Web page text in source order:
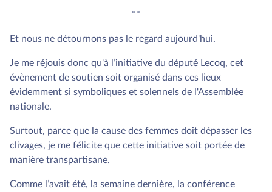
**
Et nous ne détournons pas le regard aujourd'hui.
Je me réjouis donc qu'à l’initiative du député Lecoq, cet
évènement de soutien soit organisé dans ces lieux
évidemment si symboliques et solennels de l'Assemblée
nationale.
Surtout, parce que la cause des femmes doit dépasser les
clivages, je me félicite que cette initiative soit portée de
manière transpartisane.
Comme l’avait été, la semaine dernière, la conférence